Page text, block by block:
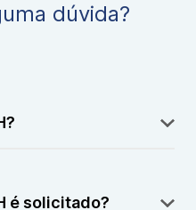
dúvida?
pelas glândulas
é solicitado?